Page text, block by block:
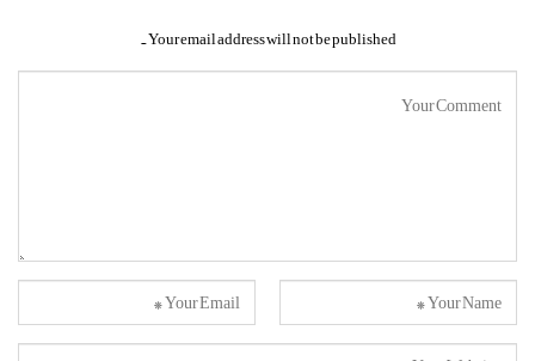
Your email address will not be published.